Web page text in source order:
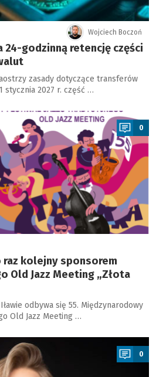
Wojciech Boczoń
24-godzinną retencję części
zasady dotyczące transferów
stycznia 2027 r. część …
0
raz kolejny sponsorem
Old Jazz Meeting „Złota
odbywa się 55. Międzynarodowy
Old Jazz Meeting …
0